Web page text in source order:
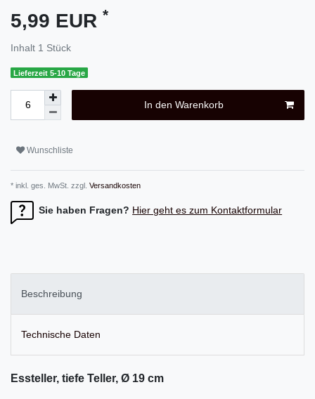
5,99 EUR *
Inhalt 1 Stück
Lieferzeit 5-10 Tage
In den Warenkorb
Wunschliste
* inkl. ges. MwSt. zzgl. Versandkosten
Sie haben Fragen? Hier geht es zum Kontaktformular
Beschreibung
Technische Daten
Essteller, tiefe Teller, Ø 19 cm